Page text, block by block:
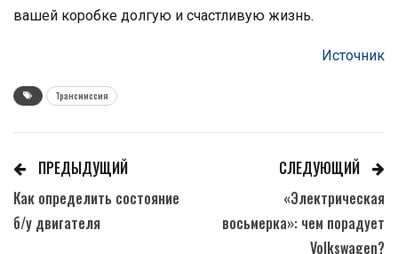
вашей коробке долгую и счастливую жизнь.
Источник
Трансмиссия
ПРЕДЫДУЩИЙ
Как определить состояние
б/у двигателя
СЛЕДУЮЩИЙ
«Электрическая
восьмерка»: чем порадует
Volkswagen?